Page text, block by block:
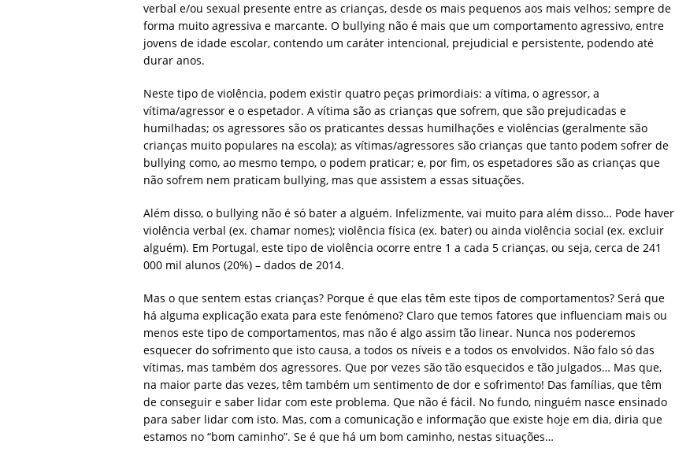
verbal e/ou sexual presente entre as crianças, desde os mais pequenos aos mais velhos; sempre de
forma muito agressiva e marcante. O bullying não é mais que um comportamento agressivo, entre
jovens de idade escolar, contendo um caráter intencional, prejudicial e persistente, podendo até
durar anos.
Neste tipo de violência, podem existir quatro peças primordiais: a vítima, o agressor, a
vítima/agressor e o espetador. A vítima são as crianças que sofrem, que são prejudicadas e
humilhadas; os agressores são os praticantes dessas humilhações e violências (geralmente são
crianças muito populares na escola); as vítimas/agressores são crianças que tanto podem sofrer de
bullying como, ao mesmo tempo, o podem praticar; e, por fim, os espetadores são as crianças que
não sofrem nem praticam bullying, mas que assistem a essas situações.
Além disso, o bullying não é só bater a alguém. Infelizmente, vai muito para além disso… Pode haver
violência verbal (ex. chamar nomes); violência física (ex. bater) ou ainda violência social (ex. excluir
alguém). Em Portugal, este tipo de violência ocorre entre 1 a cada 5 crianças, ou seja, cerca de 241
000 mil alunos (20%) – dados de 2014.
Mas o que sentem estas crianças? Porque é que elas têm este tipos de comportamentos? Será que
há alguma explicação exata para este fenómeno? Claro que temos fatores que influenciam mais ou
menos este tipo de comportamentos, mas não é algo assim tão linear. Nunca nos poderemos
esquecer do sofrimento que isto causa, a todos os níveis e a todos os envolvidos. Não falo só das
vítimas, mas também dos agressores. Que por vezes são tão esquecidos e tão julgados… Mas que,
na maior parte das vezes, têm também um sentimento de dor e sofrimento! Das famílias, que têm
de conseguir e saber lidar com este problema. Que não é fácil. No fundo, ninguém nasce ensinado
para saber lidar com isto. Mas, com a comunicação e informação que existe hoje em dia, diria que
estamos no “bom caminho”. Se é que há um bom caminho, nestas situações…